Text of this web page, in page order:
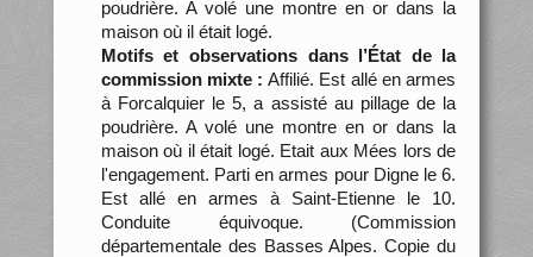
poudrière. A volé une montre en or dans la
maison où il était logé.
Motifs et observations dans l’État de la
commission mixte : Affilié. Est allé en armes
à Forcalquier le 5, a assisté au pillage de la
poudrière. A volé une montre en or dans la
maison où il était logé. Etait aux Mées lors de
l'engagement. Parti en armes pour Digne le 6.
Est allé en armes à Saint-Etienne le 10.
Conduite équivoque. (Commission
départementale des Basses Alpes. Copie du